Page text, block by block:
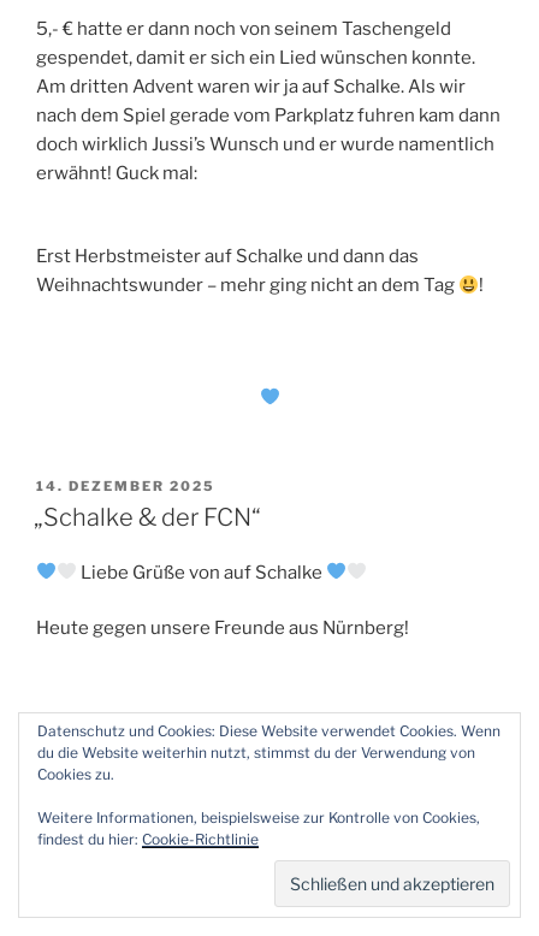
5,- € hatte er dann noch von seinem Taschengeld
gespendet, damit er sich ein Lied wünschen konnte.
Am dritten Advent waren wir ja auf Schalke. Als wir
nach dem Spiel gerade vom Parkplatz fuhren kam dann
doch wirklich Jussi’s Wunsch und er wurde namentlich
erwähnt! Guck mal:
Erst Herbstmeister auf Schalke und dann das
Weihnachtswunder – mehr ging nicht an dem Tag
!
VERÖFFENTLICHT
AM
14. DEZEMBER 2025
„Schalke & der FCN“
Liebe Grüße von auf Schalke
Heute gegen unsere Freunde aus Nürnberg!
VERÖFFENTLICHT
2. DEZEMBER 2025
Datenschutz und Cookies: Diese Website verwendet Cookies. Wenn
du die Website weiterhin nutzt, stimmst du der Verwendung von
Cookies zu.
Weitere Informationen, beispielsweise zur Kontrolle von Cookies,
findest du hier: Cookie-Richtlinie